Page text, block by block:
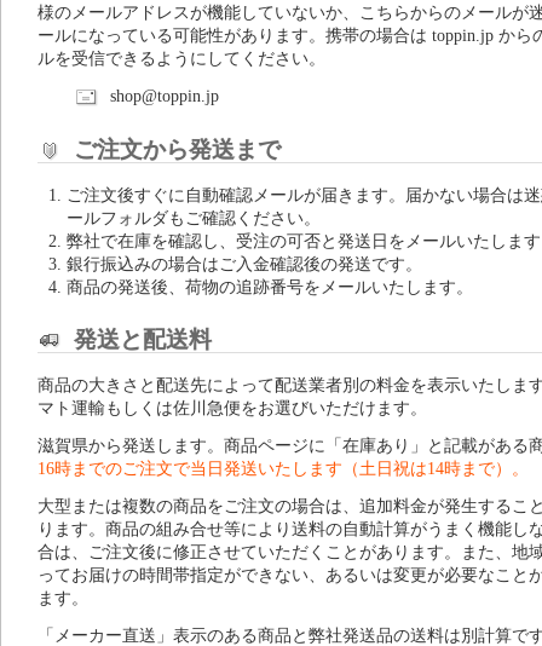
様のメールアドレスが機能していないか、こちらからのメールが
ールになっている可能性があります。携帯の場合は toppin.jp から
ルを受信できるようにしてください。
shop@toppin.jp
ご注文から発送まで
ご注文後すぐに自動確認メールが届きます。届かない場合は
ールフォルダもご確認ください。
弊社で在庫を確認し、受注の可否と発送日をメールいたしま
銀行振込みの場合はご入金確認後の発送です。
商品の発送後、荷物の追跡番号をメールいたします。
発送と配送料
商品の大きさと配送先によって配送業者別の料金を表示いたしま
マト運輸もしくは佐川急便をお選びいただけます。
滋賀県から発送します。商品ページに「在庫あり」と記載がある
16時までのご注文で当日発送いたします（土日祝は14時まで）。
大型または複数の商品をご注文の場合は、追加料金が発生するこ
ります。商品の組み合せ等により送料の自動計算がうまく機能し
合は、ご注文後に修正させていただくことがあります。また、地
ってお届けの時間帯指定ができない、あるいは変更が必要なこと
ます。
「メーカー直送」表示のある商品と弊社発送品の送料は別計算で